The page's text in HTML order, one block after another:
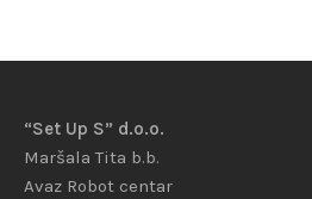
“Set Up S” d.o.o.
Maršala Tita b.b.
Avaz Robot centar